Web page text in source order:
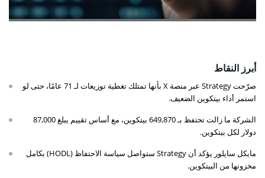
أبرز النقاط
صرّحت Strategy عبر منصة X بأنها تمتلك تغطية توزيعات لـ 71 عامًا، حتى لو
استمر أداء بيتكوين الضعيف.
الشركة ما زالت تحتفظ بـ 649,870 بيتكوين، مع أساس تقييم يبلغ 87,000
دولار لكل بيتكوين.
مايكل سايلور يؤكد أن Strategy ستواصل سياسة الاحتفاظ (HODL) بكامل
مخزونها من البيتكوين.